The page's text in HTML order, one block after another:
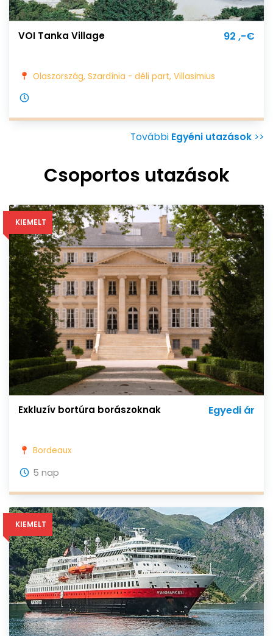
VOI Tanka Village 92 ,-€
Olaszország, Szardínia - déli part, Villasimius
További Egyéni utazások >>
Csoportos utazások
KIEMELT
Exkluzív bortúra borászoknak Egyedi ár
Bordeaux
5 nap
KIEMELT